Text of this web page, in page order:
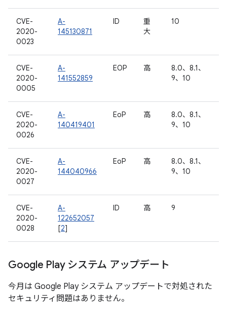
CVE-
2020-
0023
A-
145130871
ID
重
大
10
CVE-
2020-
0005
A-
141552859
EOP 高
8.0、8.1、
9、10
CVE-
2020-
0026
A-
140419401
EoP 高
8.0、8.1、
9、10
CVE-
2020-
0027
A-
144040966
EoP 高
8.0、8.1、
9、10
CVE-
2020-
0028
A-
122652057
[2]
ID 高 9
Google Play システム アップデート
今月は Google Play システム アップデートで対処された
セキュリティ問題はありません。